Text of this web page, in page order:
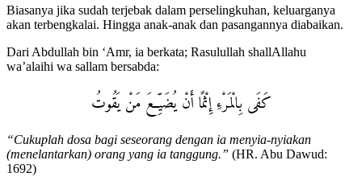
Biasanya jika sudah terjebak dalam perselingkuhan, keluarganya
akan terbengkalai. Hingga anak-anak dan pasangannya diabaikan.
Dari Abdullah bin ‘Amr, ia berkata; Rasulullah shallAllahu
wa’alaihi wa sallam bersabda:
كَفَى بِالْمَرْءِ إِثْمًا أَنْ يُضَيِّعَ مَنْ يَقُوتُ
“Cukuplah dosa bagi seseorang dengan ia menyia-nyiakan
(menelantarkan) orang yang ia tanggung.” (HR. Abu Dawud:
1692)